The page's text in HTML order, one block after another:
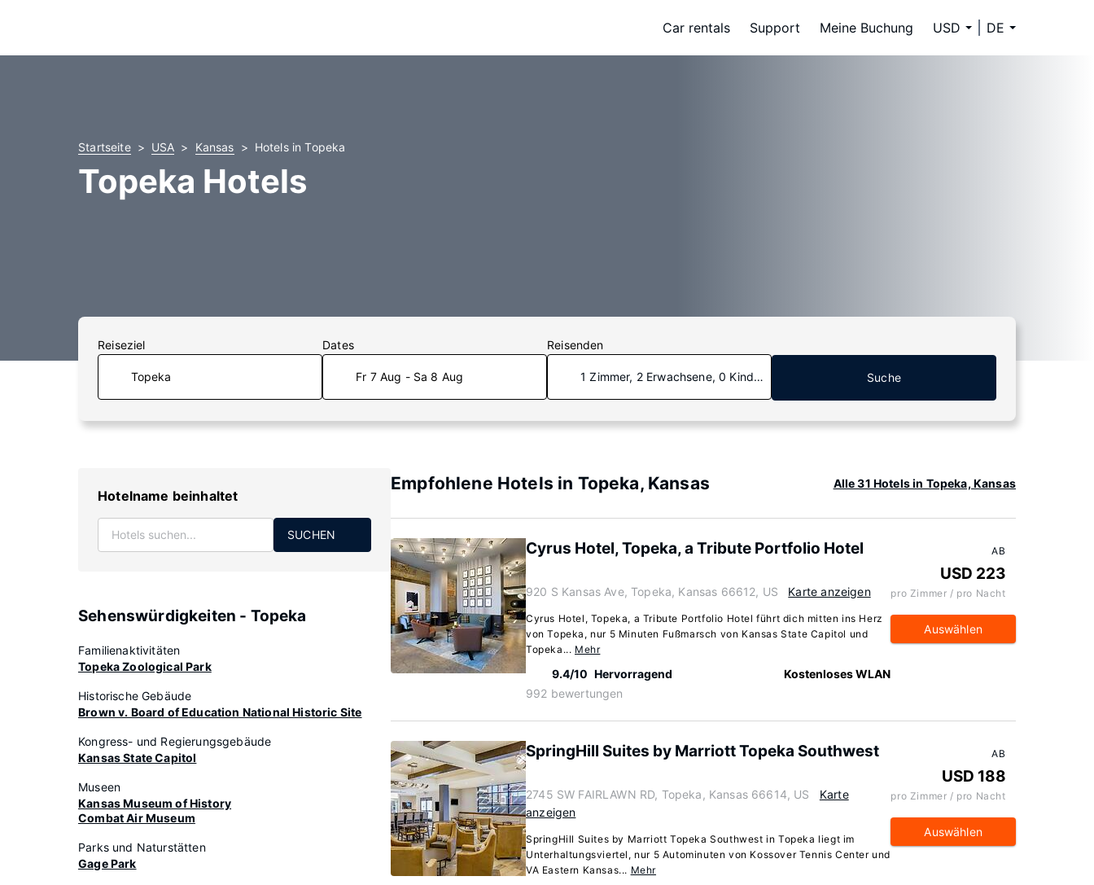
Car rentals Support Meine Buchung USD DE
Startseite USA Kansas Hotels in Topeka
Topeka Hotels
Reiseziel Dates
Fr 7 Aug - Sa 8 Aug
Reisenden
1 Zimmer, 2 Erwachsene, 0 Kinder Suche
Hotelname beinhaltet
SUCHEN
Sehenswürdigkeiten - Topeka
Familienaktivitäten
Topeka Zoological Park
Historische Gebäude
Brown v. Board of Education National Historic Site
Kongress- und Regierungsgebäude
Kansas State Capitol
Museen
Kansas Museum of History
Combat Air Museum
Parks und Naturstätten
Gage Park
Empfohlene Hotels in Topeka, Kansas Alle 31 Hotels in Topeka, Kansas
Cyrus Hotel, Topeka, a Tribute Portfolio Hotel
920 S Kansas Ave, Topeka, Kansas 66612, US Karte anzeigen
Cyrus Hotel, Topeka, a Tribute Portfolio Hotel führt dich mitten ins Herz
von Topeka, nur 5 Minuten Fußmarsch von Kansas State Capitol und
Topeka... Mehr
9.4/10 Hervorragend
992 bewertungen
Kostenloses WLAN
AB
USD 223
pro Zimmer / pro Nacht
Auswählen
SpringHill Suites by Marriott Topeka Southwest
2745 SW FAIRLAWN RD, Topeka, Kansas 66614, US
Karte
anzeigen
SpringHill Suites by Marriott Topeka Southwest in Topeka liegt im
Unterhaltungsviertel, nur 5 Autominuten von Kossover Tennis Center und
VA Eastern Kansas... Mehr
AB
USD 188
pro Zimmer / pro Nacht
Auswählen